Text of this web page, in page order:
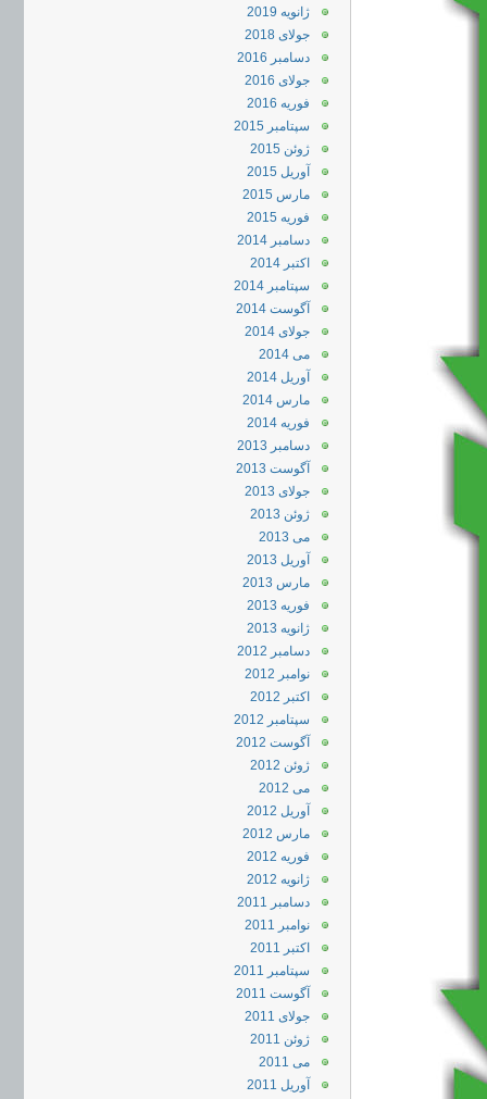
ژانویه 2019
جولای 2018
دسامبر 2016
جولای 2016
فوریه 2016
سپتامبر 2015
ژوئن 2015
آوریل 2015
مارس 2015
فوریه 2015
دسامبر 2014
اکتبر 2014
سپتامبر 2014
آگوست 2014
جولای 2014
می 2014
آوریل 2014
مارس 2014
فوریه 2014
دسامبر 2013
آگوست 2013
جولای 2013
ژوئن 2013
می 2013
آوریل 2013
مارس 2013
فوریه 2013
ژانویه 2013
دسامبر 2012
نوامبر 2012
اکتبر 2012
سپتامبر 2012
آگوست 2012
ژوئن 2012
می 2012
آوریل 2012
مارس 2012
فوریه 2012
ژانویه 2012
دسامبر 2011
نوامبر 2011
اکتبر 2011
سپتامبر 2011
آگوست 2011
جولای 2011
ژوئن 2011
می 2011
آوریل 2011